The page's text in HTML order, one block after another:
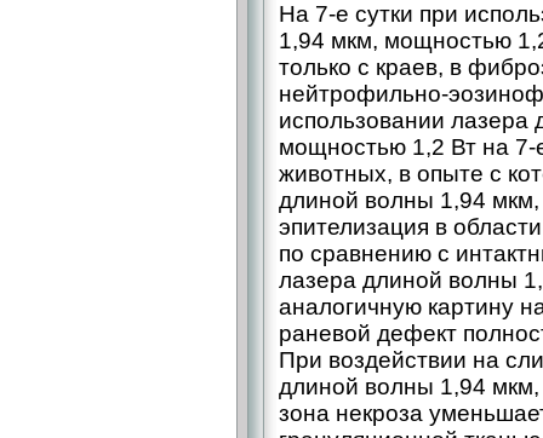
На 7-е сутки при
1,94 мкм, мощностью
только с краев, в
нейтрофильно-
использовании
мощностью 1,2 Вт на 7-
животных, в опыте с
длиной волны 1,94
эпителизация в
по сравнению с
лазера длиной волны
аналогичную картину
раневой дефект
При воздействии на
длиной волны 1,94
зона некроза